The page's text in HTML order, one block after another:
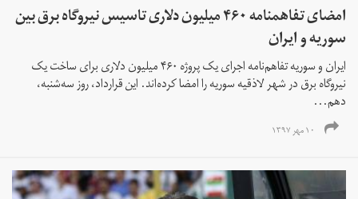
امضای تفا‌همنامه ۴۶۰ میلیون دلاری تاسیس نیروگاه برق بین
سوریه و ایران
ایران و سوریه تفاهم‌نامه اجرای یک پروژه ۴۶۰ میلیون دلاری برای ساخت یک
نیروگاه برق در شهر لاذقیه سوریه را امضا کرده‌اند. این قرارداد، روز سه‌شنبه،
دهم...
۱۰ مهر ۱۳۹۷